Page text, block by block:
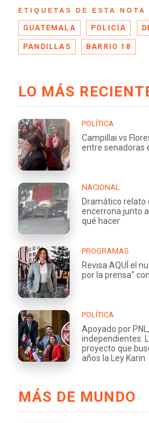
ETIQUETAS DE ESTA NOTA
GUATEMALA POLICÍA
PANDILLAS BARRIO 18
LO MÁS
POLÍTICA
Campillai vs
entre senadoras
NACIONAL
Dramático relato
encerrona junto
qué hacer
PROGRAMAS
Revisa AQUÍ el
por la prensa"
POLÍTICA
Apoyado por
independientes:
proyecto que
años la Ley Karin
MÁS DE MUNDO